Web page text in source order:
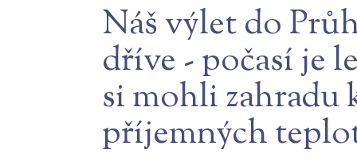
Náš výlet do
dříve - počasí je
si mohli zahradu
příjemných